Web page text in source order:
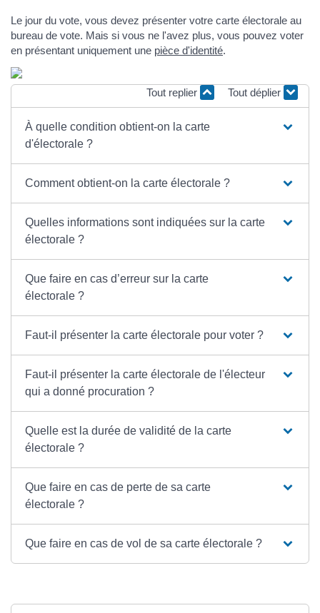
Le jour du vote, vous devez présenter votre carte électorale au
bureau de vote. Mais si vous ne l'avez plus, vous pouvez voter
en présentant uniquement une pièce d'identité.
Tout replier Tout déplier
À quelle condition obtient-on la carte
d'électorale ?
Comment obtient-on la carte électorale ?
Quelles informations sont indiquées sur la carte
électorale ?
Que faire en cas d’erreur sur la carte
électorale ?
Faut-il présenter la carte électorale pour voter ?
Faut-il présenter la carte électorale de l'électeur
qui a donné procuration ?
Quelle est la durée de validité de la carte
électorale ?
Que faire en cas de perte de sa carte
électorale ?
Que faire en cas de vol de sa carte électorale ?